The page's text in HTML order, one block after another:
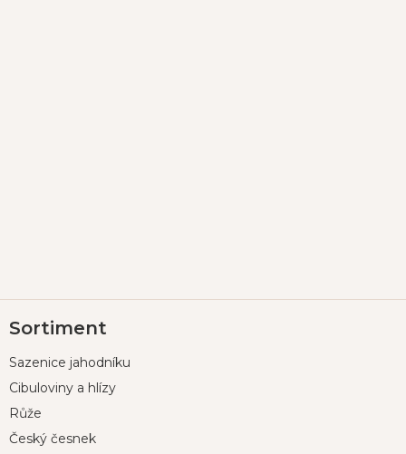
á
a
Sortiment
Sazenice jahodníku
Cibuloviny a hlízy
Růže
Český česnek